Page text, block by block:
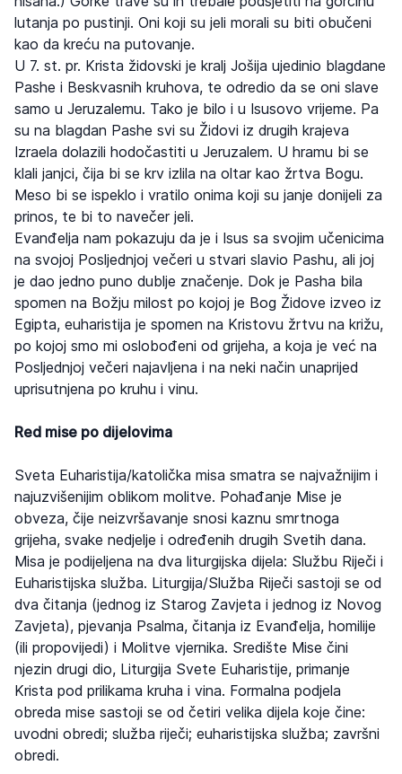
lutanja po pustinji. Oni koji su jeli morali su biti obučeni
kao da kreću na putovanje.
U 7. st. pr. Krista židovski je kralj Jošija ujedinio blagdane
Pashe i Beskvasnih kruhova, te odredio da se oni slave
samo u Jeruzalemu. Tako je bilo i u Isusovo vrijeme. Pa
su na blagdan Pashe svi su Židovi iz drugih krajeva
Izraela dolazili hodočastiti u Jeruzalem. U hramu bi se
klali janjci, čija bi se krv izlila na oltar kao žrtva Bogu.
Meso bi se ispeklo i vratilo onima koji su janje donijeli za
prinos, te bi to navečer jeli.
Evanđelja nam pokazuju da je i Isus sa svojim učenicima
na svojoj Posljednjoj večeri u stvari slavio Pashu, ali joj
je dao jedno puno dublje značenje. Dok je Pasha bila
spomen na Božju milost po kojoj je Bog Židove izveo iz
Egipta, euharistija je spomen na Kristovu žrtvu na križu,
po kojoj smo mi oslobođeni od grijeha, a koja je već na
Posljednjoj večeri najavljena i na neki način unaprijed
uprisutnjena po kruhu i vinu.
Red mise po dijelovima
Sveta Euharistija/katolička misa smatra se najvažnijim i
najuzvišenijim oblikom molitve. Pohađanje Mise je
obveza, čije neizvršavanje snosi kaznu smrtnoga
grijeha, svake nedjelje i određenih drugih Svetih dana.
Misa je podijeljena na dva liturgijska dijela: Službu Riječi i
Euharistijska služba. Liturgija/Služba Riječi sastoji se od
dva čitanja (jednog iz Starog Zavjeta i jednog iz Novog
Zavjeta), pjevanja Psalma, čitanja iz Evanđelja, homilije
(ili propovijedi) i Molitve vjernika. Središte Mise čini
njezin drugi dio, Liturgija Svete Euharistije, primanje
Krista pod prilikama kruha i vina. Formalna podjela
obreda mise sastoji se od četiri velika dijela koje čine:
uvodni obredi; služba riječi; euharistijska služba; završni
obredi.